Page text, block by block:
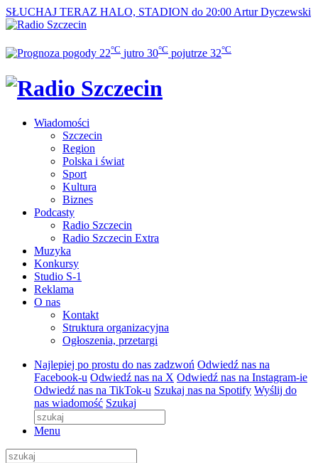
SŁUCHAJ TERAZ HALO, STADION do 20:00 Artur Dyczewski
22°C jutro 30°C pojutrze 32°C
Wiadomości
Szczecin
Region
Polska i świat
Sport
Kultura
Biznes
Podcasty
Radio Szczecin
Radio Szczecin Extra
Muzyka
Konkursy
Studio S-1
Reklama
O nas
Kontakt
Struktura organizacyjna
Ogłoszenia, przetargi
Najlepiej po prostu do nas zadzwoń Odwiedź nas na
Facebook-u Odwiedź nas na X Odwiedź nas na Instagram-ie
Odwiedź nas na TikTok-u Szukaj nas na Spotify Wyślij do
nas wiadomość Szukaj
Menu